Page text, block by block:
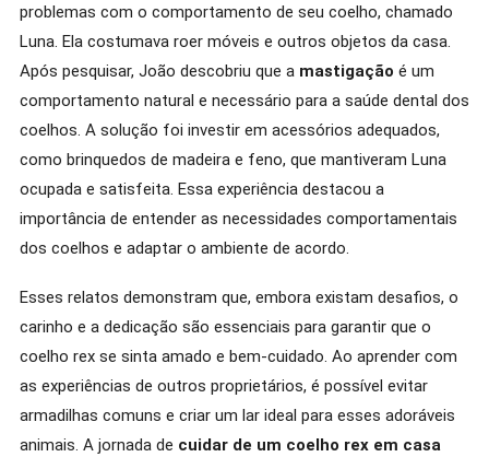
problemas com o comportamento de seu coelho, chamado
Luna. Ela costumava roer móveis e outros objetos da casa.
Após pesquisar, João descobriu que a mastigação é um
comportamento natural e necessário para a saúde dental dos
coelhos. A solução foi investir em acessórios adequados,
como brinquedos de madeira e feno, que mantiveram Luna
ocupada e satisfeita. Essa experiência destacou a
importância de entender as necessidades comportamentais
dos coelhos e adaptar o ambiente de acordo.
Esses relatos demonstram que, embora existam desafios, o
carinho e a dedicação são essenciais para garantir que o
coelho rex se sinta amado e bem-cuidado. Ao aprender com
as experiências de outros proprietários, é possível evitar
armadilhas comuns e criar um lar ideal para esses adoráveis
animais. A jornada de cuidar de um coelho rex em casa